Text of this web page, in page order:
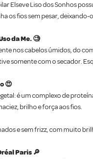
Elseve Liso dos Sonhos
os fios sem pesar,
da Me. 🧐
nos cabelos úmidos, do
somente com o secador.
😍
é um complexo de
brilho e força aos fios.
e sem frizz, com muito
Paris 🔎